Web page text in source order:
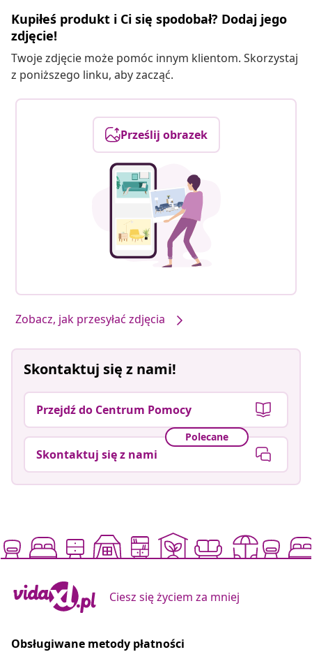
Kupiłeś produkt i Ci się spodobał? Dodaj jego
zdjęcie!
Twoje zdjęcie może pomóc innym klientom. Skorzystaj
z poniższego linku, aby zacząć.
Prześlij obrazek
Zobacz, jak przesyłać zdjęcia
Skontaktuj się z nami!
Przejdź do Centrum Pomocy
Polecane
Skontaktuj się z nami
Ciesz się życiem za mniej
Obsługiwane metody płatności